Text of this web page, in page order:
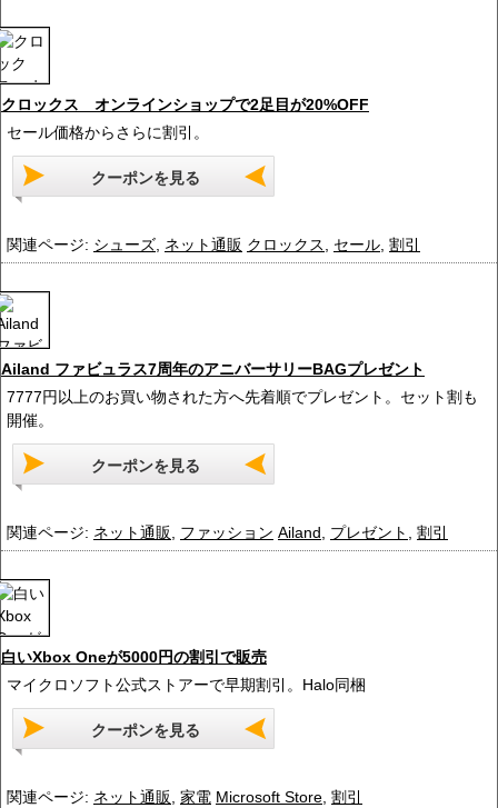
クロックス オンラインショップで2足目が20%OFF
セール価格からさらに割引。
クーポンを見る
関連ページ: シューズ ネット通販 クロックス セール 割引
Ailand ファビュラス7周年のアニバーサリーBAGプレゼント
7777円以上のお買い物された方へ先着順でプレゼント。セット割も
開催。
クーポンを見る
関連ページ: ネット通販 ファッション Ailand プレゼント 割引
白いXbox Oneが5000円の割引で販売
マイクロソフト公式ストアーで早期割引。Halo同梱
クーポンを見る
関連ページ: ネット通販 家電 Microsoft Store 割引